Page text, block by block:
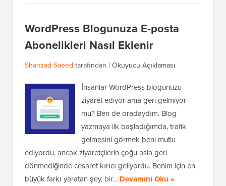
WordPress Blogunuza E-posta
Abonelikleri Nasıl Eklenir
Shahzad Saeed tarafından | Okuyucu Açıklaması
İnsanlar WordPress blogunuzu
ziyaret ediyor ama geri gelmiyor
mu? Ben de oradaydım. Blog
yazmaya ilk başladığımda, trafik
gelmesini görmek beni mutlu
ediyordu, ancak ziyaretçilerin çoğu asla geri
dönmediğinde cesaret kırıcı geliyordu. Benim için en
büyük farkı yaratan şey, bir… Devamını Oku »